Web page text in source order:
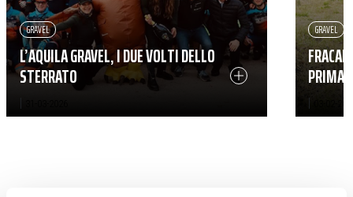
L’AQUILA GRAVEL, I DUE VOLTI DELLO
STERRATO
GRAVEL
PRIMA
GRAVEL